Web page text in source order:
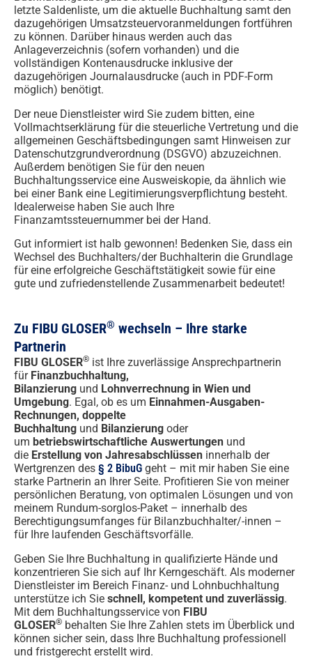
letzte Saldenliste, um die aktuelle Buchhaltung samt den
dazugehörigen Umsatzsteuervoranmeldungen fortführen
zu können. Darüber hinaus werden auch das
Anlageverzeichnis (sofern vorhanden) und die
vollständigen Kontenausdrucke inklusive der
dazugehörigen Journalausdrucke (auch in PDF-Form
möglich) benötigt.
Der neue Dienstleister wird Sie zudem bitten, eine
Vollmachtserklärung für die steuerliche Vertretung und die
allgemeinen Geschäftsbedingungen samt Hinweisen zur
Datenschutzgrundverordnung (DSGVO) abzuzeichnen.
Außerdem benötigen Sie für den neuen
Buchhaltungsservice eine Ausweiskopie, da ähnlich wie
bei einer Bank eine Legitimierungsverpflichtung besteht.
Idealerweise haben Sie auch Ihre
Finanzamtssteuernummer bei der Hand.
Gut informiert ist halb gewonnen! Bedenken Sie, dass ein
Wechsel des Buchhalters/der Buchhalterin die Grundlage
für eine erfolgreiche Geschäftstätigkeit sowie für eine
gute und zufriedenstellende Zusammenarbeit bedeutet!
Zu FIBU GLOSER® wechseln – Ihre starke
Partnerin
FIBU GLOSER® ist Ihre zuverlässige Ansprechpartnerin
für Finanzbuchhaltung,
Bilanzierung und Lohnverrechnung in Wien und
Umgebung. Egal, ob es um Einnahmen-Ausgaben-
Rechnungen, doppelte
Buchhaltung und Bilanzierung oder
um betriebswirtschaftliche Auswertungen und
die Erstellung von Jahresabschlüssen innerhalb der
Wertgrenzen des § 2 BibuG geht – mit mir haben Sie eine
starke Partnerin an Ihrer Seite. Profitieren Sie von meiner
persönlichen Beratung, von optimalen Lösungen und von
meinem Rundum-sorglos-Paket – innerhalb des
Berechtigungsumfanges für Bilanzbuchhalter/-innen –
für Ihre laufenden Geschäftsvorfälle.
Geben Sie Ihre Buchhaltung in qualifizierte Hände und
konzentrieren Sie sich auf Ihr Kerngeschäft. Als moderner
Dienstleister im Bereich Finanz- und Lohnbuchhaltung
unterstütze ich Sie schnell, kompetent und zuverlässig.
Mit dem Buchhaltungsservice von FIBU
GLOSER® behalten Sie Ihre Zahlen stets im Überblick und
können sicher sein, dass Ihre Buchhaltung professionell
und fristgerecht erstellt wird.